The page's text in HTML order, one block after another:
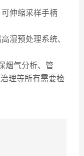
可伸缩采样手柄
湿预处理系统、
烟气分析、管
理等所有需要检